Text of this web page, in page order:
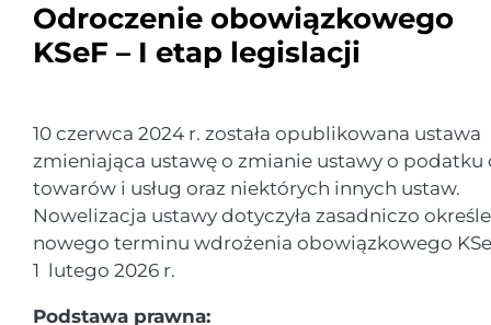
Odroczenie obowiązkowego
KSeF – I etap legislacji
10 czerwca 2024 r. została opublikowana ustawa
zmieniająca ustawę o zmianie ustawy o podatku
towarów i usług oraz niektórych innych ustaw.
Nowelizacja ustawy dotyczyła zasadniczo
nowego terminu wdrożenia obowiązkowego
1 lutego 2026 r.
Podstawa prawna: